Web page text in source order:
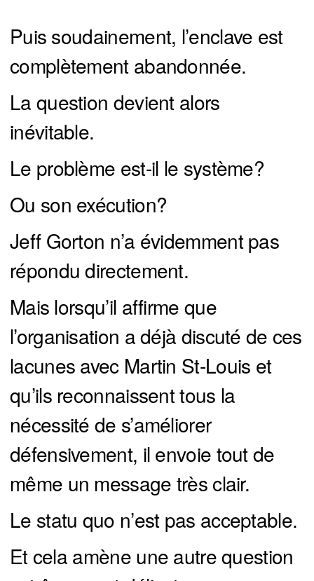
Puis soudainement, l’enclave est
complètement abandonnée.
La question devient alors
inévitable.
Le problème est-il le système?
Ou son exécution?
Jeff Gorton n’a évidemment pas
répondu directement.
Mais lorsqu’il affirme que
l’organisation a déjà discuté de ces
lacunes avec Martin St-Louis et
qu’ils reconnaissent tous la
nécessité de s’améliorer
défensivement, il envoie tout de
même un message très clair.
Le statu quo n’est pas acceptable.
Et cela amène une autre question